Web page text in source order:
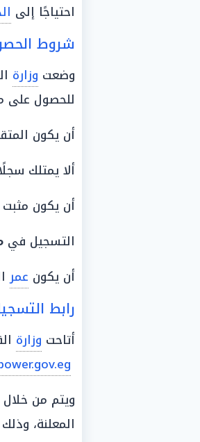
احتياجًا إلى
شروط
وضعت وزارة
للحصول على
أن يكون
ألا يمتلك
أن يكون
التسجيل في
أن يكون عمر
رابط
أتاحت وزارة
ويتم من
المعلنة،